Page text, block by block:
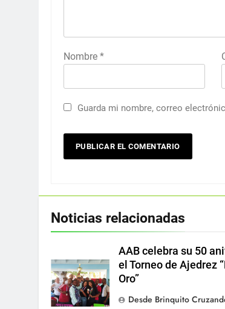
Nombre *
Guarda mi nombre, correo
Noticias relacionadas
AAB celebra su 50
el Torneo de Ajedrez
Oro”
Desde Brinquito